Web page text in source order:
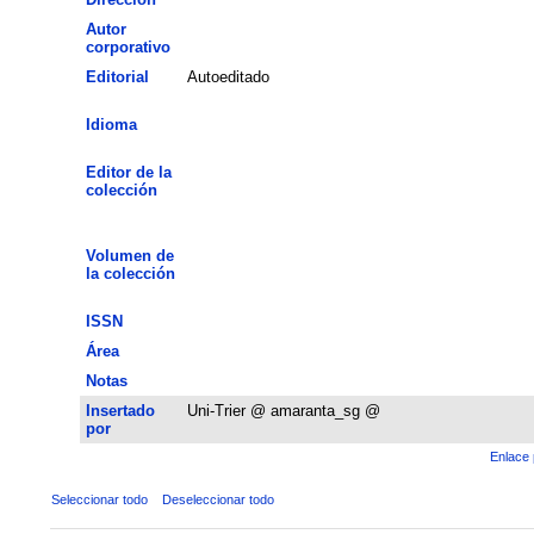
Autor
corporativo
Editorial
Autoeditado
Idioma
Editor de la
colección
Volumen de
la colección
ISSN
Área
Notas
Insertado
por
Uni-Trier @ amaranta_sg @
Enlace
Seleccionar todo Deseleccionar todo